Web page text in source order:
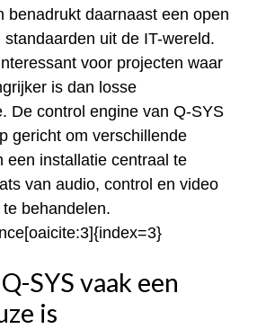
benadrukt daarnaast een open
uit de IT-wereld.
voor projecten waar
is dan losse
De control engine van Q-SYS
gericht om verschillende
een installatie centraal te
van audio, control en video
behandelen.
SYS vaak een
is